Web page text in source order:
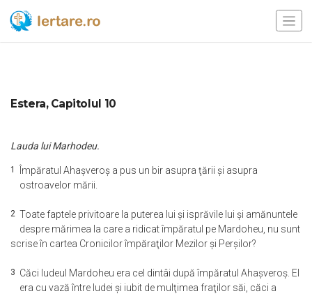
Estera, Capitolul 10
Lauda lui Marhodeu.
1
Împăratul Ahaşveroş a pus un bir asupra ţării şi asupra
ostroavelor mării.
2 Toate faptele privitoare la puterea lui şi isprăvile lui şi amănuntele
despre mărimea la care a ridicat împăratul pe Mardoheu, nu sunt
scrise în cartea Cronicilor împăraţilor Mezilor şi Perşilor?
3 Căci Iudeul Mardoheu era cel dintâi după împăratul Ahaşveroş. El
era cu vază între Iudei şi iubit de mulţimea fraţilor săi, căci a